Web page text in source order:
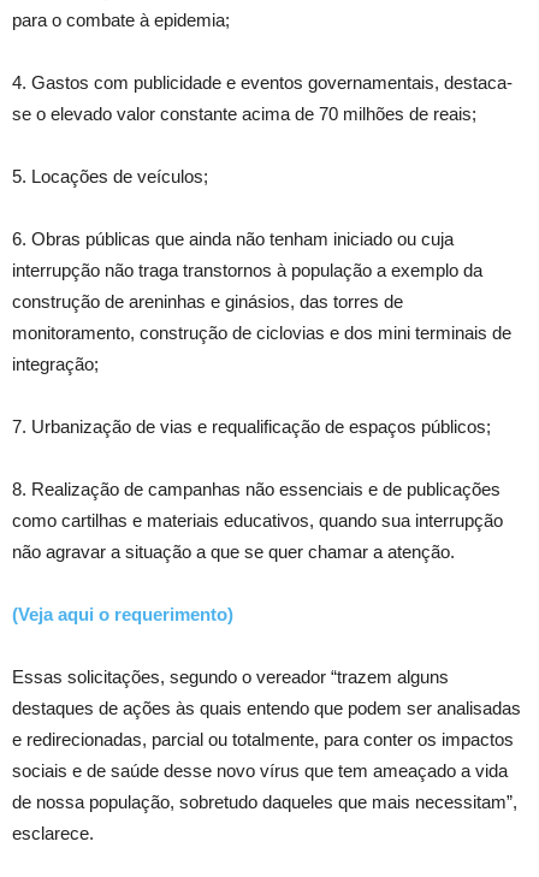
para o combate à epidemia;
4. Gastos com publicidade e eventos governamentais, destaca-
se o elevado valor constante acima de 70 milhões de reais;
5. Locações de veículos;
6. Obras públicas que ainda não tenham iniciado ou cuja
interrupção não traga transtornos à população a exemplo da
construção de areninhas e ginásios, das torres de
monitoramento, construção de ciclovias e dos mini terminais de
integração;
7. Urbanização de vias e requalificação de espaços públicos;
8. Realização de campanhas não essenciais e de publicações
como cartilhas e materiais educativos, quando sua interrupção
não agravar a situação a que se quer chamar a atenção.
(Veja aqui o requerimento)
Essas solicitações, segundo o vereador “trazem alguns
destaques de ações às quais entendo que podem ser analisadas
e redirecionadas, parcial ou totalmente, para conter os impactos
sociais e de saúde desse novo vírus que tem ameaçado a vida
de nossa população, sobretudo daqueles que mais necessitam”,
esclarece.